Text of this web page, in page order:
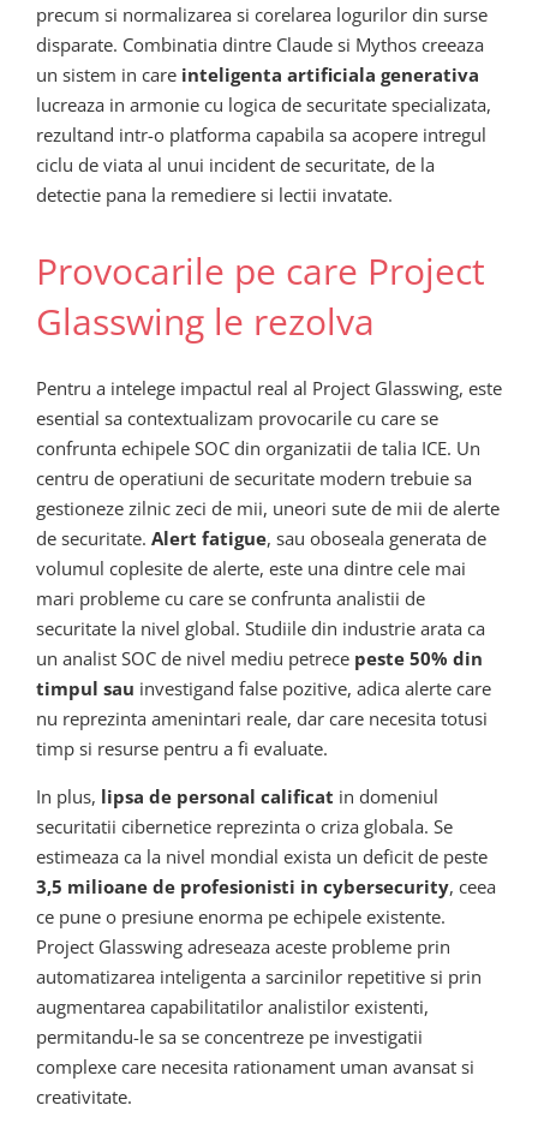
precum si normalizarea si corelarea logurilor din surse
disparate. Combinatia dintre Claude si Mythos creeaza
un sistem in care inteligenta artificiala generativa
lucreaza in armonie cu logica de securitate specializata,
rezultand intr-o platforma capabila sa acopere intregul
ciclu de viata al unui incident de securitate, de la
detectie pana la remediere si lectii invatate.
Provocarile pe care Project
Glasswing le rezolva
Pentru a intelege impactul real al Project Glasswing, este
esential sa contextualizam provocarile cu care se
confrunta echipele SOC din organizatii de talia ICE. Un
centru de operatiuni de securitate modern trebuie sa
gestioneze zilnic zeci de mii, uneori sute de mii de alerte
de securitate. Alert fatigue, sau oboseala generata de
volumul coplesite de alerte, este una dintre cele mai
mari probleme cu care se confrunta analistii de
securitate la nivel global. Studiile din industrie arata ca
un analist SOC de nivel mediu petrece peste 50% din
timpul sau investigand false pozitive, adica alerte care
nu reprezinta amenintari reale, dar care necesita totusi
timp si resurse pentru a fi evaluate.
In plus, lipsa de personal calificat in domeniul
securitatii cibernetice reprezinta o criza globala. Se
estimeaza ca la nivel mondial exista un deficit de peste
3,5 milioane de profesionisti in cybersecurity, ceea
ce pune o presiune enorma pe echipele existente.
Project Glasswing adreseaza aceste probleme prin
automatizarea inteligenta a sarcinilor repetitive si prin
augmentarea capabilitatilor analistilor existenti,
permitandu-le sa se concentreze pe investigatii
complexe care necesita rationament uman avansat si
creativitate.